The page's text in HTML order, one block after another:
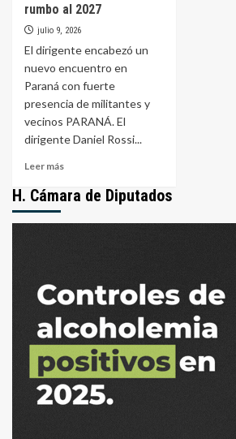
rumbo al 2027
julio 9, 2026
El dirigente encabezó un
nuevo encuentro en
Paraná con fuerte
presencia de militantes y
vecinos PARANÁ. El
dirigente Daniel Rossi...
Leer más
sobre
Rossi
rumbo
al
H. Cámara de Diputados